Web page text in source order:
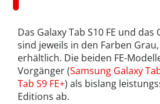
Das Galaxy Tab S10 FE und das
sind jeweils in den Farben
erhältlich. Die beiden FE-
Vorgänger (Samsung Galaxy
Tab S9 FE+) als bislang
Editions ab.